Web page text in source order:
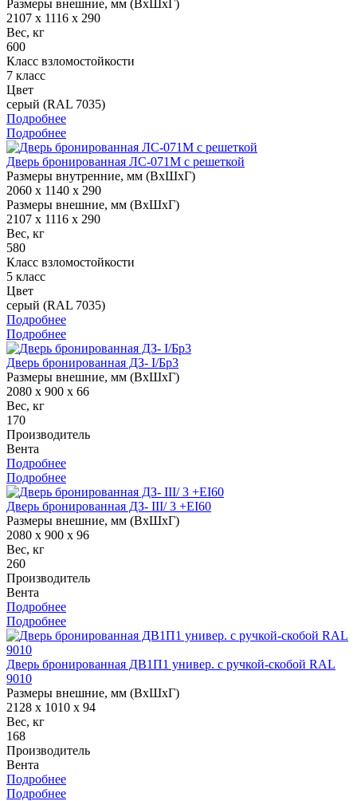
Размеры внешние, мм (ВхШхГ)
2107 x 1116 x 290
Вес, кг
600
Класс взломостойкости
7 класс
Цвет
серый (RAL 7035)
Подробнее
Подробнее
Дверь бронированная ЛС-071М с решеткой
Размеры внутренние, мм (ВхШхГ)
2060 x 1140 x 290
Размеры внешние, мм (ВхШхГ)
2107 x 1116 x 290
Вес, кг
580
Класс взломостойкости
5 класс
Цвет
серый (RAL 7035)
Подробнее
Подробнее
Дверь бронированная ДЗ- I/Бр3
Размеры внешние, мм (ВхШхГ)
2080 x 900 x 66
Вес, кг
170
Производитель
Вента
Подробнее
Подробнее
Дверь бронированная ДЗ- III/ 3 +EI60
Размеры внешние, мм (ВхШхГ)
2080 x 900 x 96
Вес, кг
260
Производитель
Вента
Подробнее
Подробнее
Дверь бронированная ДВ1П1 универ. с ручкой-скобой RAL
9010
Размеры внешние, мм (ВхШхГ)
2128 x 1010 x 94
Вес, кг
168
Производитель
Вента
Подробнее
Подробнее